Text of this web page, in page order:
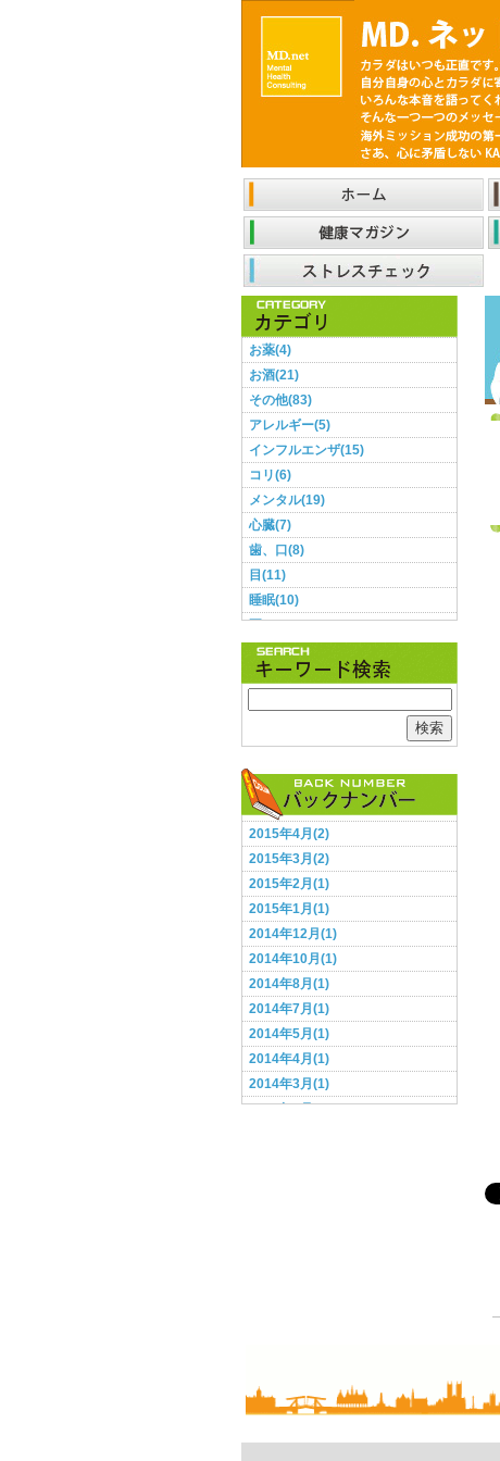
お薬(4)
お酒(21)
その他(83)
アレルギー(5)
インフルエンザ(15)
コリ(6)
メンタル(19)
心臓(7)
歯、口(8)
目(11)
睡眠(10)
耳(3)
肌(9)
肺(2)
脳(12)
腰(5)
血圧(8)
足(5)
頭(13)
食事(28)
鼻(2)
検索
2015年4月(2)
2015年3月(2)
2015年2月(1)
2015年1月(1)
2014年12月(1)
2014年10月(1)
2014年8月(1)
2014年7月(1)
2014年5月(1)
2014年4月(1)
2014年3月(1)
2014年2月(1)
2013年2月(3)
2013年1月(7)